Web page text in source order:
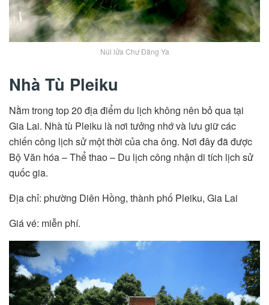
Núi lửa Chư Đăng Ya
Nhà Tù Pleiku
Nằm trong top 20 địa điểm du lịch không nên bỏ qua tại
Gia Lai. Nhà tù Pleiku là nơi tưởng nhớ và lưu giữ các
chiến công lịch sử một thời của cha ông. Nơi đây đã được
Bộ Văn hóa – Thể thao – Du lịch công nhận di tích lịch sử
quốc gia.
Địa chỉ: phường Diên Hồng, thành phố Pleiku, Gia Lai
Giá vé: miễn phí.